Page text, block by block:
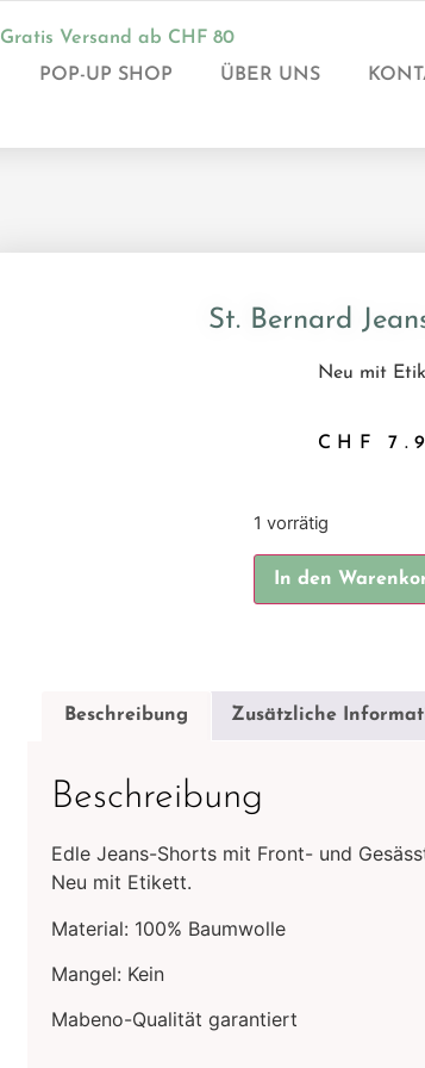
Gratis Versand ab CHF 80
POP-UP SHOP ÜBER UNS
St. Bernard
Neu mit
CHF
1 vorrätig
In den
Beschreibung Zusätzliche
Beschreibung
Edle Jeans-Shorts mit Front- und
Neu mit Etikett.
Material: 100% Baumwolle
Mangel: Kein
Mabeno-Qualität garantiert